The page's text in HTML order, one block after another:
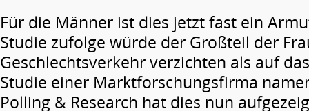
Für die Männer ist dies jetzt fast ein
Studie zufolge würde der Großteil der
Geschlechtsverkehr verzichten als auf
Studie einer Marktforschungsfirma
Polling & Research hat dies nun